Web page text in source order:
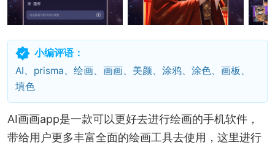
小编评语：
AI、prisma、绘画、画画、美颜、涂鸦、涂色、画板、
填色
AI画画app是一款可以更好去进行绘画的手机软件，
带给用户更多丰富全面的绘画工具去使用，这里进行